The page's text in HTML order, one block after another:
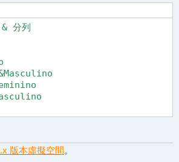
+ '<TD align=center
+ '<TD style="background:
TABLE></div>';
分列
版本虛擬空間。